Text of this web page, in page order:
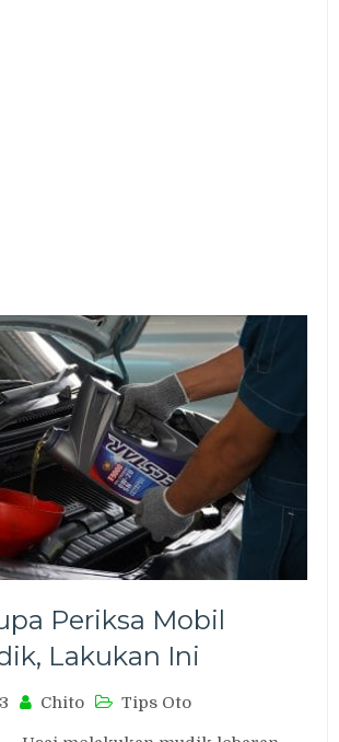
Periksa Mobil
Lakukan Ini
Chito Tips Oto